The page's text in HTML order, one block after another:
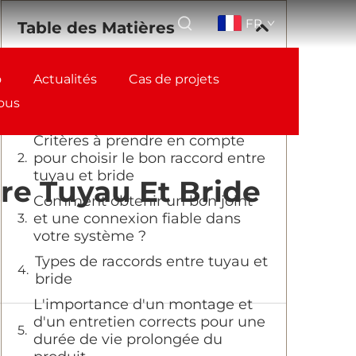
FR
Actualités
Cas de projets
Tuyau Et Bride
Table des Matières
Comprendre l'importance de la
Critères à prendre en compte
pour choisir le bon raccord entre
tuyau et bride
Comment obtenir un bon joint
et une connexion fiable dans
votre système ?
Types de raccords entre tuyau et
bride
L'importance d'un montage et
d'un entretien corrects pour une
durée de vie prolongée du